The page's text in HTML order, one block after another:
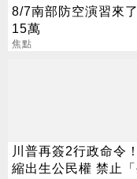
8/7南部防空演習來
15萬
焦點
川普再簽2行政命令
縮出生公民權 禁止「